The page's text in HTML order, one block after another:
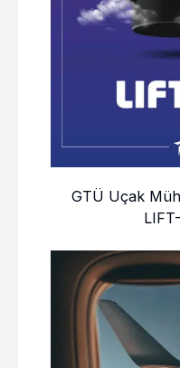
GTÜ Uçak